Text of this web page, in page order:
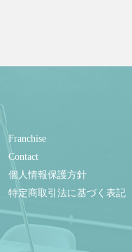
Franchise
Contact
個人情報保護方針
特定商取引法に基づく表記